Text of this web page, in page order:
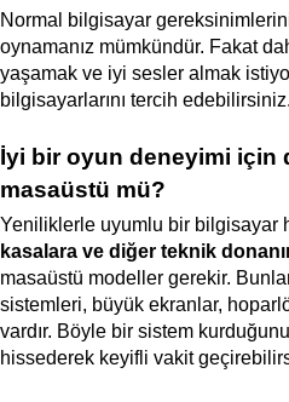
Normal bilgisayar
oynamanız mümkündür. Fakat
yaşamak ve iyi sesler almak
bilgisayarlarını tercih edebilirsiniz.
İyi bir oyun deneyimi için
masaüstü mü?
Yeniliklerle uyumlu bir bilgisayar
kasalara ve diğer teknik
masaüstü modeller gerekir.
sistemleri, büyük ekranlar,
vardır. Böyle bir sistem
hissederek keyifli vakit